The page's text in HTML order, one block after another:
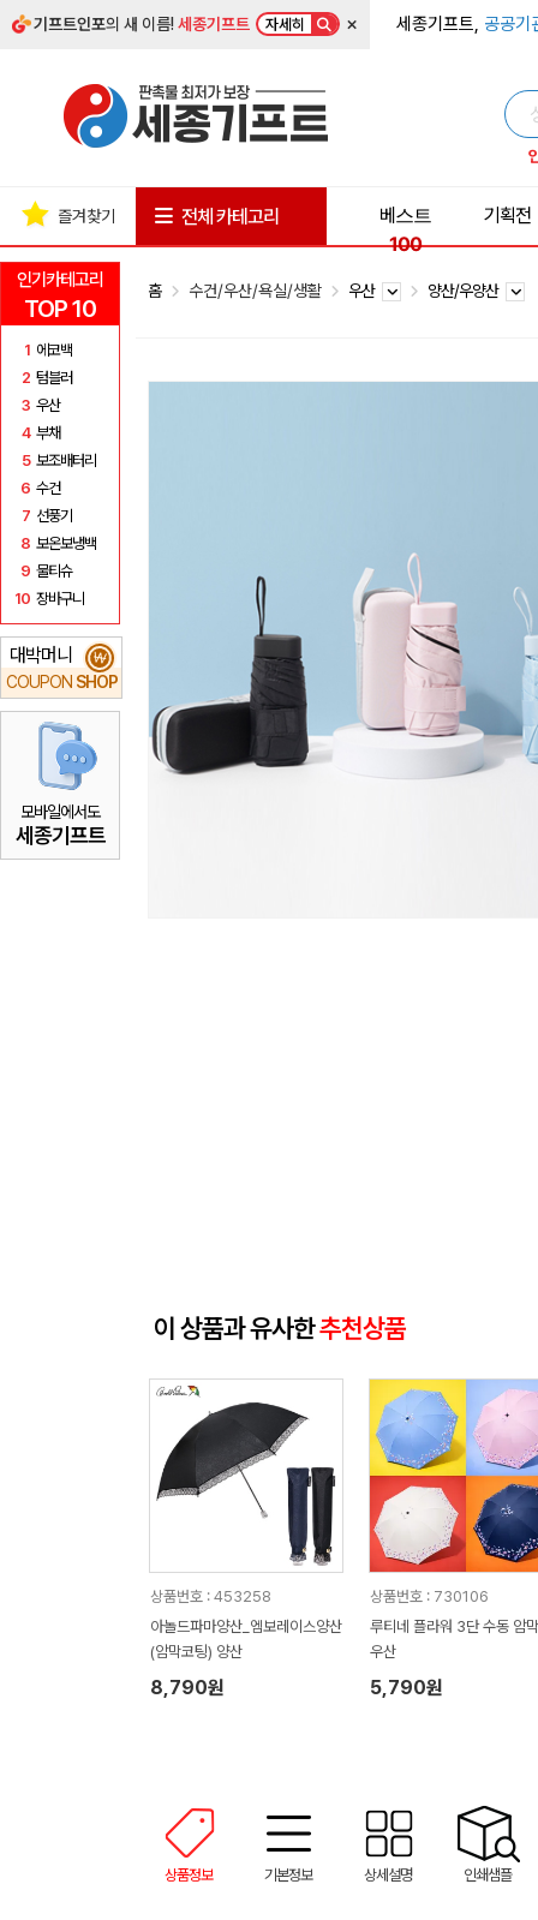
기프트인포의 새 이름!세종기프트 자세히 × 세종기프트, 공공기
인기카테고리
TOP 10
1 에코백
2 텀블러
3 우산
4 부채
5 보조배터리
6 수건
7 선풍기
8 보온보냉백
9 물티슈
10 장바구니
대박머니
COUPON SHOP
₩
모바일에서도
세종기프트
즐겨찾기 전체 카테고리
베스트
100
기획전
홈 수건/우산/욕실/생활 우산 양산/우양산
이 상품과 유사한추천상품
상품번호 : 453258
아놀드파마양산_엠보레이스양산
(암막코팅) 양산
8,790원
상품번호 : 730106
루티네 플라워 3단 수동 암
우산
5,790원
상품정보 기본정보 상세설명 인쇄샘플